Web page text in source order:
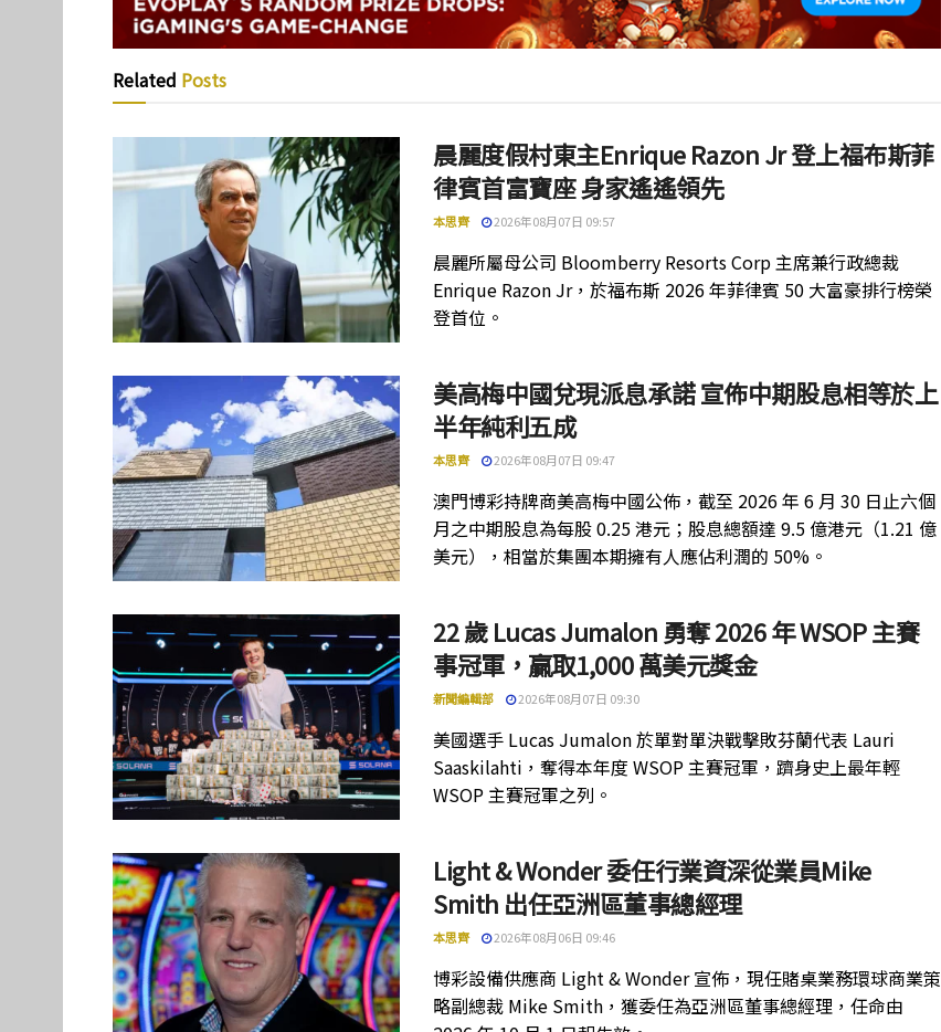
Related Posts
晨麗度假村東主Enrique Razon Jr 登上福布斯菲
律賓首富寶座 身家遙遙領先
本思齊 2026年08月07日 09:57
晨麗所屬母公司 Bloomberry Resorts Corp 主席兼行政總裁
Enrique Razon Jr，於福布斯 2026 年菲律賓 50 大富豪排行榜榮
登首位。
美高梅中國兌現派息承諾 宣佈中期股息相等於上
半年純利五成
本思齊 2026年08月07日 09:47
澳門博彩持牌商美高梅中國公佈，截至 2026 年 6 月 30 日止六個
月之中期股息為每股 0.25 港元；股息總額達 9.5 億港元（1.21 億
美元），相當於集團本期擁有人應佔利潤的 50%。
22 歲 Lucas Jumalon 勇奪 2026 年 WSOP 主賽
事冠軍，贏取1,000 萬美元獎金
新聞編輯部 2026年08月07日 09:30
美國選手 Lucas Jumalon 於單對單決戰擊敗芬蘭代表 Lauri
Saaskilahti，奪得本年度 WSOP 主賽冠軍，躋身史上最年輕
WSOP 主賽冠軍之列。
Light & Wonder 委任行業資深從業員Mike
Smith 出任亞洲區董事總經理
本思齊 2026年08月06日 09:46
博彩設備供應商 Light & Wonder 宣佈，現任賭桌業務環球商業策
略副總裁 Mike Smith，獲委任為亞洲區董事總經理，任命由